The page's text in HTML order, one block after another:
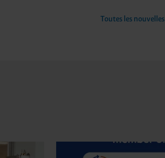
Toutes les nouvelles